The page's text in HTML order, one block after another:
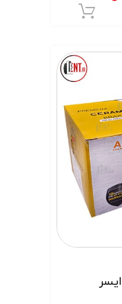
لنت ترمز جلو ام جی GT ایسر